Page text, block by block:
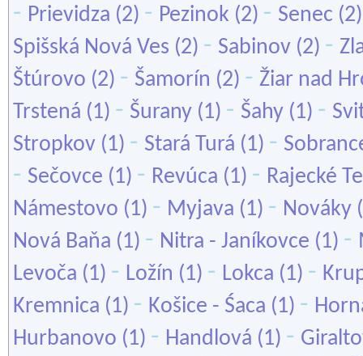
- Prievidza (2) - Pezinok (2) - Senec
Spišská Nová Ves (2) - Sabinov (2) -
Štúrovo (2) - Šamorín (2) - Žiar nad
Trstená (1) - Šurany (1) - Šahy (1) -
Stropkov (1) - Stará Turá (1) -
- Sečovce (1) - Revúca (1) - Rajecké
Námestovo (1) - Myjava (1) - Nováky
Nová Baňa (1) - Nitra - Janíkovce (1) -
Levoča (1) - Ložín (1) - Lokca (1) -
Kremnica (1) - Košice - Śaca (1) -
Hurbanovo (1) - Handlová (1) -